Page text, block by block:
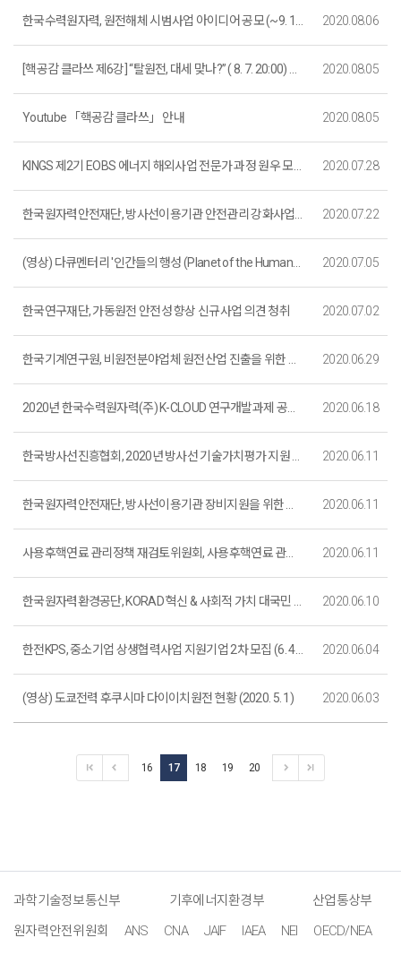
한국수력원자력, 원전해체 시범사업 아이디어 공모 (~9. 18. 마감) 2020.08.06
[핵공감 클라쓰 제6강] “탈원전, 대세 맞나?” ( 8. 7. 20:00) 온라인 강의 참여 안내 2020.08.05
Youtube 「핵공감 클라쓰」 안내 2020.08.05
KINGS 제2기 EOBS 에너지 해외사업 전문가 과정 원우 모집 (~8. 20. 마감) 2020.07.28
한국원자력안전재단, 방사선이용기관 안전관리 강화사업 지원신청공고 (~8. 14. 마감) 2020.07.22
(영상) 다큐멘터리 '인간들의 행성 (Planet of the Humans)' _ 한글 자막 2020.07.05
한국연구재단, 가동원전 안전성 향상 신규사업 의견 청취 2020.07.02
한국기계연구원, 비원전분야업체 원전산업 진출을 위한 원자력 성능검증 관련 R&D 기술지원 사업 안내 2020.06.29
2020년 한국수력원자력(주) K-CLOUD 연구개발과제 공모 안내 (6. 18.~7.16.) 2020.06.18
한국방사선진흥협회, 2020년 방사선 기술가치평가 지원 프로그램 공모 안내 2020.06.11
한국원자력안전재단, 방사선이용기관 장비지원을 위한 수요조사 안내 (6. 19. 마감) 2020.06.11
사용후핵연료 관리정책 재검토위원회, 사용후핵연료 관리정책 의견수렴 공개토론회 개최 (6. 12.) 2020.06.11
한국원자력환경공단, KORAD 혁신 & 사회적 가치 대국민 아이디어 공모전 안내 2020.06.10
한전KPS, 중소기업 상생협력사업 지원기업 2차 모집 (6. 4.~ 6. 19.) 2020.06.04
(영상) 도쿄전력 후쿠시마 다이이치원전 현황 (2020. 5. 1) 2020.06.03
16 17 18 19 20
과학기술정보통신부 기후에너지환경부
산업통상부
원자력안전위원회
ANS CNA JAIF IAEA NEI
OECD/NEA